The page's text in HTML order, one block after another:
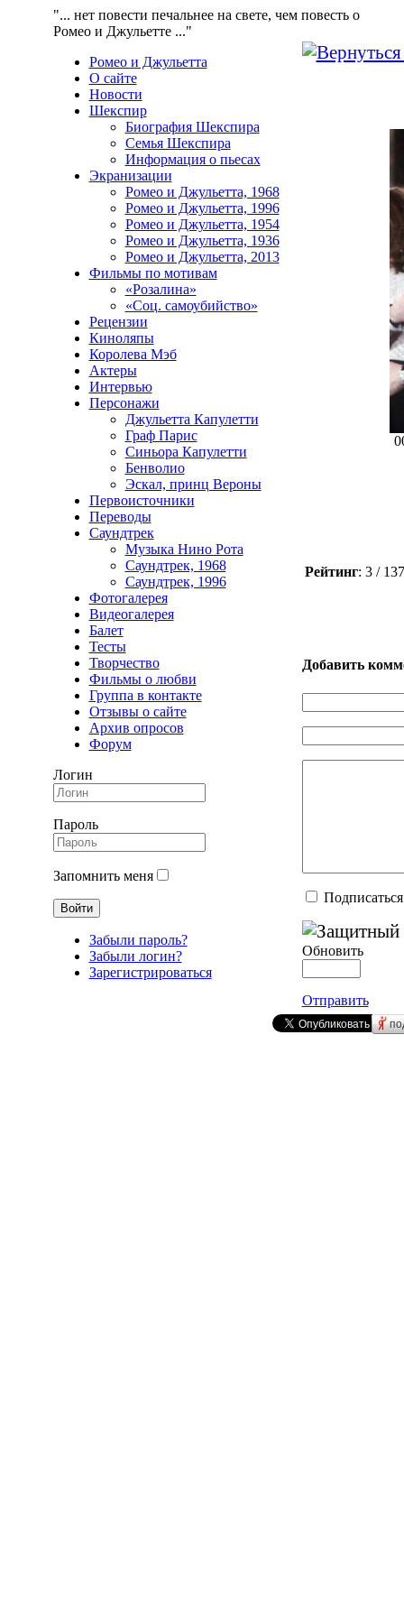
"... нет повести печальнее на свете, чем повесть о
Ромео и Джульетте ..."
Ромео и Джульетта
О сайте
Новости
Шекспир
Биография Шекспира
Семья Шекспира
Информация о пьесах
Экранизации
Ромео и Джульетта, 1968
Ромео и Джульетта, 1996
Ромео и Джульетта, 1954
Ромео и Джульетта, 1936
Ромео и Джульетта, 2013
Фильмы по мотивам
«Розалина»
«Соц. самоубийство»
Рецензии
Киноляпы
Королева Мэб
Актеры
Интервью
Персонажи
Джульетта Капулетти
Граф Парис
Синьора Капулетти
Бенволио
Эскал, принц Вероны
Первоисточники
Переводы
Саундтрек
Музыка Нино Рота
Саундтрек, 1968
Саундтрек, 1996
Фотогалерея
Видеогалерея
Балет
Тесты
Творчество
Фильмы о любви
Группа в контакте
Отзывы о сайте
Архив опросов
Форум
Логин
Пароль
Запомнить меня
Забыли пароль?
Забыли логин?
Зарегистрироваться
Рейтинг: 3 /
Добавить
Обновить
Отправить